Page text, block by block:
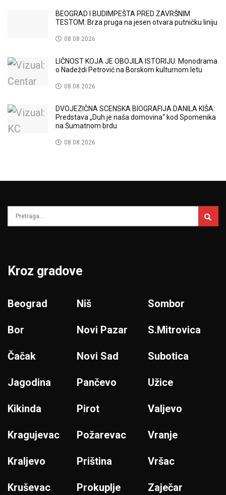
BEOGRAD I BUDIMPEŠTA PRED ZAVRŠNIM
TESTOM: Brza pruga na jesen otvara putničku liniju
08.08.2026
LIČNOST KOJA JE OBOJILA ISTORIJU: Monodrama
o Nadeždi Petrović na Borskom kulturnom letu
08.08.2026
DVOJEZIČNA SCENSKA BIOGRAFIJA DANILA KIŠA:
Predstava „Duh je naša domovina“ kod Spomenika
na Šumatnom brdu
08.08.2026
Kroz gradove
Beograd
Bor
Čačak
Jagodina
Kikinda
Kragujevac
Kraljevo
Kruševac
Niš
Novi Pazar
Novi Sad
Pančevo
Pirot
Požarevac
Priština
Prokuplje
Sombor
S.Mitrovica
Subotica
Užice
Valjevo
Vranje
Vršac
Zaječar